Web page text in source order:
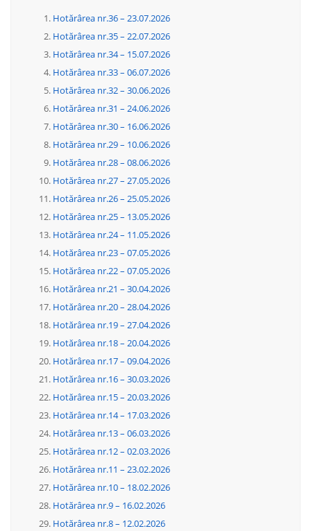
Hotărârea nr.36 – 23.07.2026
Hotărârea nr.35 – 22.07.2026
Hotărârea nr.34 – 15.07.2026
Hotărârea nr.33 – 06.07.2026
Hotărârea nr.32 – 30.06.2026
Hotărârea nr.31 – 24.06.2026
Hotărârea nr.30 – 16.06.2026
Hotărârea nr.29 – 10.06.2026
Hotărârea nr.28 – 08.06.2026
Hotărârea nr.27 – 27.05.2026
Hotărârea nr.26 – 25.05.2026
Hotărârea nr.25 – 13.05.2026
Hotărârea nr.24 – 11.05.2026
Hotărârea nr.23 – 07.05.2026
Hotărârea nr.22 – 07.05.2026
Hotărârea nr.21 – 30.04.2026
Hotărârea nr.20 – 28.04.2026
Hotărârea nr.19 – 27.04.2026
Hotărârea nr.18 – 20.04.2026
Hotărârea nr.17 – 09.04.2026
Hotărârea nr.16 – 30.03.2026
Hotărârea nr.15 – 20.03.2026
Hotărârea nr.14 – 17.03.2026
Hotărârea nr.13 – 06.03.2026
Hotărârea nr.12 – 02.03.2026
Hotărârea nr.11 – 23.02.2026
Hotărârea nr.10 – 18.02.2026
Hotărârea nr.9 – 16.02.2026
Hotărârea nr.8 – 12.02.2026